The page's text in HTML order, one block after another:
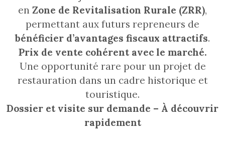
en Zone de Revitalisation Rurale (ZRR),
permettant aux futurs repreneurs de
bénéficier d’avantages fiscaux attractifs.
Prix de vente cohérent avec le marché.
Une opportunité rare pour un projet de
restauration dans un cadre historique et
touristique.
Dossier et visite sur demande – À découvrir
rapidement